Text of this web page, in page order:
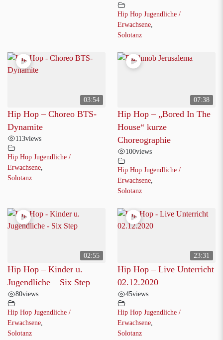
Hip Hop Jugendliche /
Erwachsene
Solotanz
03:54
Hip Hop – Choreo BTS-
Dynamite
113views
Hip Hop Jugendliche /
Erwachsene
Solotanz
07:38
Hip Hop – „Bored In The
House“ kurze
Choreographie
100views
Hip Hop Jugendliche /
Erwachsene
Solotanz
02:55
Hip Hop – Kinder u.
Jugendliche – Six Step
80views
Hip Hop Jugendliche /
Erwachsene,
Solotanz
23:31
Hip Hop – Live Unterricht
02.12.2020
45views
Hip Hop Jugendliche /
Erwachsene,
Solotanz